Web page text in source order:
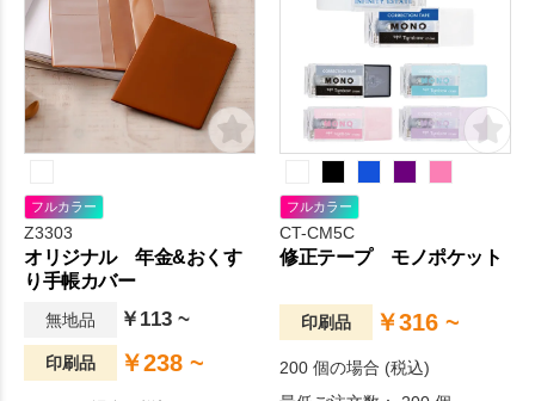
フルカラー
Z3303
オリジナル 年金&おくす
り手帳カバー
無地品 ￥113 ~
印刷品 ￥238 ~
フルカラー
CT-CM5C
修正テープ モノポケット
印刷品 ￥316 ~
200 個の場合 (税込)